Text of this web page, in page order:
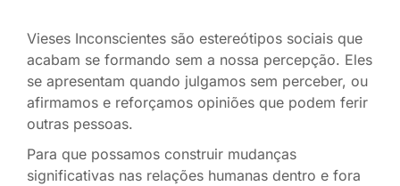
Vieses Inconscientes são estereótipos sociais que
acabam se formando sem a nossa percepção. Eles
se apresentam quando julgamos sem perceber, ou
afirmamos e reforçamos opiniões que podem ferir
outras pessoas.
Para que possamos construir mudanças
significativas nas relações humanas dentro e fora